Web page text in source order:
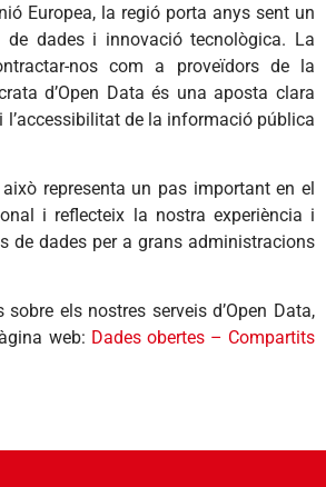
Europea, la regió porta anys sent un
de dades i innovació tecnològica. La
nos com a proveïdors de la
d’Open Data és una aposta clara
l’accessibilitat de la informació pública
representa un pas important en el
i reflecteix la nostra experiència i
de dades per a grans administracions
els nostres serveis d’Open Data,
web: Dades obertes – Compartits